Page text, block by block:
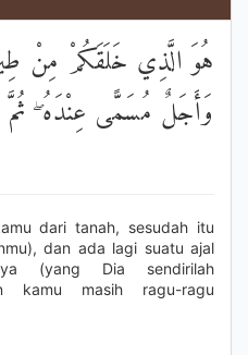
هُوَ الَّذِي خَلَقَكُمْ مِنْ
وَأَجَلٌ مُسَمًّى عِنْدَهُ ۖ ثُمَّ
dari tanah, sesudah itu
dan ada lagi suatu ajal
(yang Dia sendirilah
kamu masih ragu-ragu